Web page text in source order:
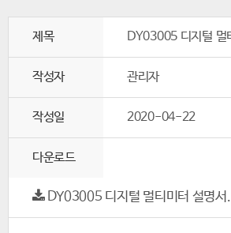
제목 DY03005 디지털 멀
작성자 관리자
작성일 2020-04-22
다운로드
DY03005 디지털 멀티미터 설명